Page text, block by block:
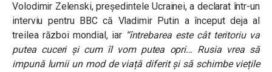
Volodimir Zelenski, președintele Ucrainei, a declarat într-un
interviu pentru BBC că Vladimir Putin a început deja al
treilea război mondial, iar “întrebarea este cât teritoriu va
putea cuceri și cum îl vom putea opri… Rusia vrea să
impună lumii un mod de viață diferit și să schimbe viețile